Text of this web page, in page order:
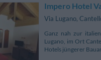
Impero Hotel
Via Lugano,
Ganz nah zur
Lugano, im Ort
Hotels jüngerer